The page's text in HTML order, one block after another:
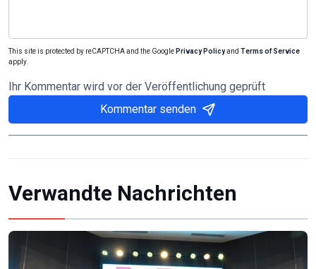
This site is protected by reCAPTCHA and the Google Privacy Policyand Terms of Service
apply.
Ihr Kommentar wird vor der Veröffentlichung geprüft
Kommentar senden
Verwandte Nachrichten